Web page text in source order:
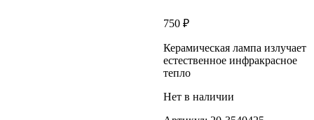
750 ₽
Керамическая лампа излучает
естественное инфракрасное
тепло
Нет в наличии